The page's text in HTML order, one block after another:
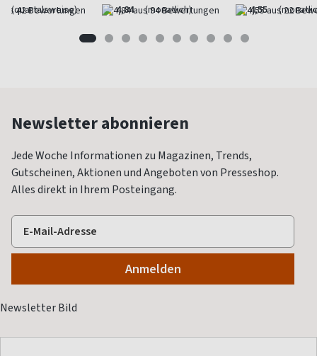
(quartalsweise) 4,84 (monatlich) 4,55
Newsletter abonnieren
Jede Woche Informationen zu Magazinen, Trends,
Gutscheinen, Aktionen und Angeboten von Presseshop.
Alles direkt in Ihrem Posteingang.